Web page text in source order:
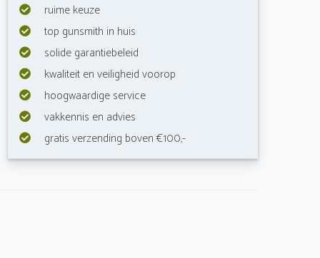
ruime keuze
top gunsmith in huis
solide garantiebeleid
kwaliteit en veiligheid voorop
hoogwaardige service
vakkennis en advies
gratis verzending boven €100,-